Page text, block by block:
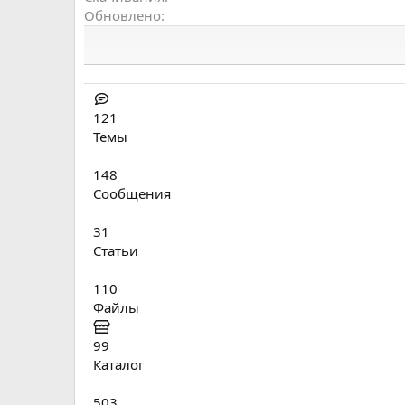
0
Обновлено
121
Темы
148
Сообщения
31
Статьи
110
Файлы
99
Каталог